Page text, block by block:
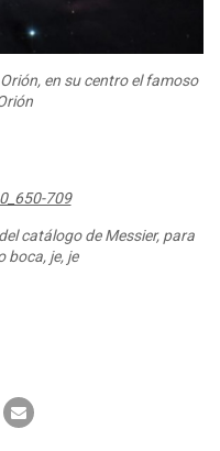
en su centro el famoso
catálogo de Messier, para
boca, je, je